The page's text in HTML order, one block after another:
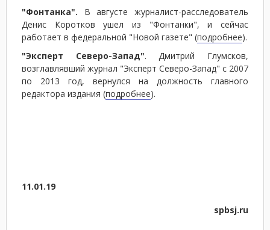
"Фонтанка". В августе журналист-расследователь
Денис Коротков ушел из "Фонтанки", и сейчас
работает в федеральной "Новой газете" (подробнее).
"Эксперт Северо-Запад". Дмитрий Глумсков,
возглавлявший журнал "Эксперт Северо-Запад" с 2007
по 2013 год, вернулся на должность главного
редактора издания (подробнее).
11.01.19
spbsj.ru